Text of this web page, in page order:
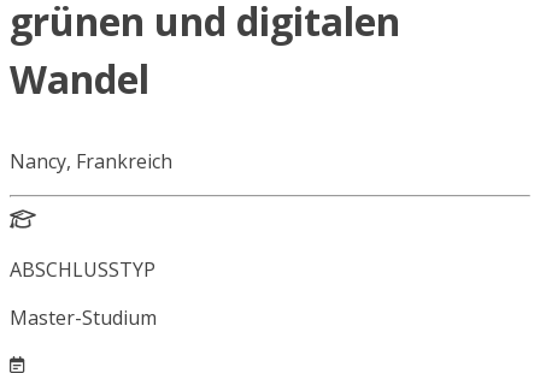
grünen und digitalen
Wandel
Nancy, Frankreich
ABSCHLUSSTYP
Master-Studium